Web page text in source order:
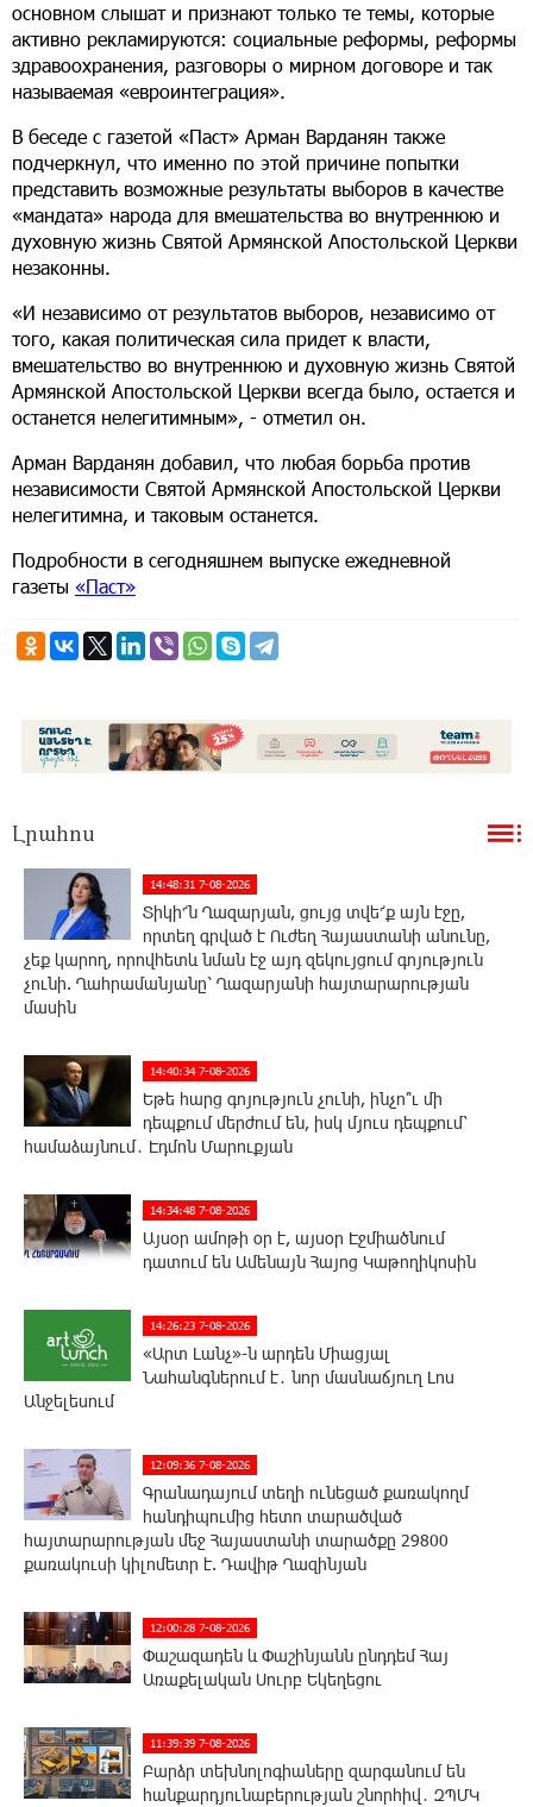
основном слышат и признают только те темы, которые
активно рекламируются: социальные реформы, реформы
здравоохранения, разговоры о мирном договоре и так
называемая «евроинтеграция».
В беседе с газетой «Паст» Арман Варданян также
подчеркнул, что именно по этой причине попытки
представить возможные результаты выборов в качестве
«мандата» народа для вмешательства во внутреннюю и
духовную жизнь Святой Армянской Апостольской Церкви
незаконны.
«И независимо от результатов выборов, независимо от
того, какая политическая сила придет к власти,
вмешательство во внутреннюю и духовную жизнь Святой
Армянской Апостольской Церкви всегда было, остается и
останется нелегитимным», - отметил он.
Арман Варданян добавил, что любая борьба против
независимости Святой Армянской Апостольской Церкви
нелегитимна, и таковым останется.
Подробности в сегодняшнем выпуске ежедневной
газеты «Паст»
Լրահոս
14:48:31 7-08-2026
Տիկի՜ն Ղազարյան, ցույց տվե՜ք այն էջը,
որտեղ գրված է Ուժեղ Հայաստանի անունը,
չեք կարող, որովհետև նման էջ այդ զեկույցում գոյություն
չունի. Ղահրամանյանը՝ Ղազարյանի հայտարարության
մասին
14:40:34 7-08-2026
Եթե հարց գոյություն չունի, ինչո՞ւ մի
դեպքում մերժում են, իսկ մյուս դեպքում՝
համաձայնում․ Էդմոն Մարուքյան
14:34:48 7-08-2026
Այսօր ամոթի օր է, այսօր Էջմիածնում
դատում են Ամենայն Հայոց Կաթողիկոսին
14:26:23 7-08-2026
«Արտ Լանչ»-ն արդեն Միացյալ
Նահանգներում է․ նոր մասնաճյուղ Լոս
Անջելեսում
12:09:36 7-08-2026
Գրանադայում տեղի ունեցած քառակողմ
հանդիպումից հետո տարածված
հայտարարության մեջ Հայաստանի տարածքը 29800
քառակուսի կիլոմետր է. Դավիթ Ղազինյան
12:00:28 7-08-2026
Փաշազադեն և Փաշինյանն ընդդեմ Հայ
Առաքելական Սուրբ Եկեղեցու
11:39:39 7-08-2026
Բարձր տեխնոլոգիաները զարգանում են
հանքարդյունաբերության շնորհիվ․ ԶՊՄԿ